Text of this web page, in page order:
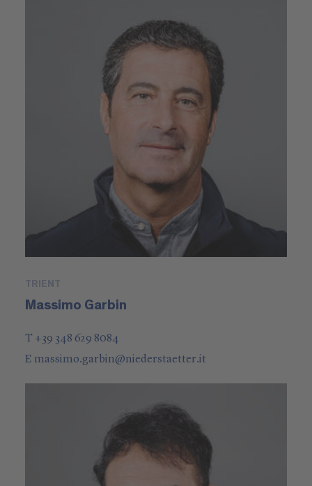
TRIENT
Massimo Garbin
T +39 348 629 8084
E massimo.garbin@niederstaetter.it